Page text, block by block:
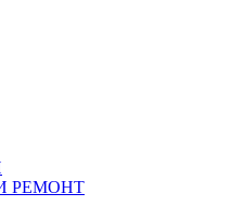
РЕМОНТ